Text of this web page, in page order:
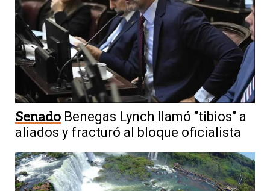
Senado Benegas Lynch llamó "tibios" a
aliados y fracturó al bloque oficialista